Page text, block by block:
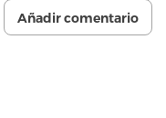
Añadir comentario